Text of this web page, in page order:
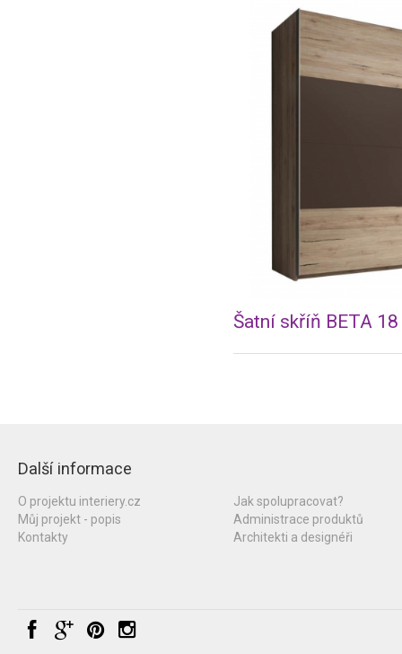
Šatní skříň BETA 18
Další informace
O projektu interiery.cz
Můj projekt - popis
Kontakty
Jak spolupracovat?
Administrace produktů
Architekti a designéři